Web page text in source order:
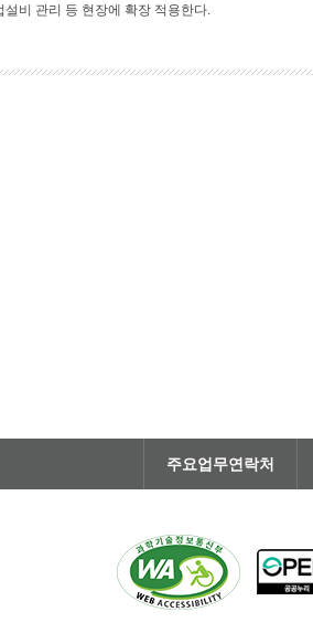
설비 관리 등 현장에 확장 적용한다.
주요업무연락처